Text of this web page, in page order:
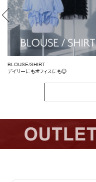
BLOUSE/SHIRT
デイリーにもオフィスにも◎